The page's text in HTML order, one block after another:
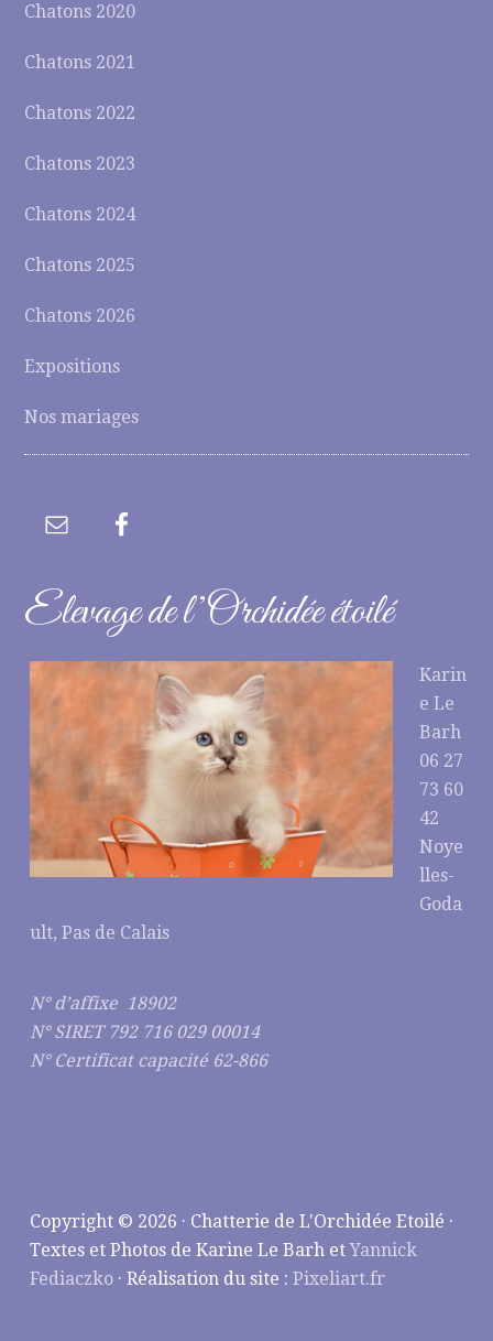
Chatons 2020
Chatons 2021
Chatons 2022
Chatons 2023
Chatons 2024
Chatons 2025
Chatons 2026
Expositions
Nos mariages
Elevage de l’Orchidée étoilé
Karin
e Le
Barh
06 27
73 60
42
Noye
lles-
Goda
ult, Pas de Calais
N° d’affixe 18902
N° SIRET 792 716 029 00014
N° Certificat capacité 62-866
Copyright © 2026 · Chatterie de L'Orchidée Etoilé ·
Textes et Photos de Karine Le Barh etYannick
Fediaczko · Réalisation du site :Pixeliart.fr